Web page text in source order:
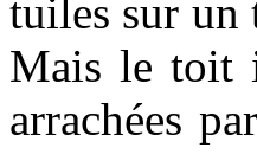
tuiles sur un
Mais le toit
arrachées